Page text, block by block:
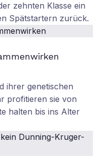
zehnten Klasse ein
Spätstartern zurück.
ihrer genetischen
profitieren sie von
halten bis ins Alter